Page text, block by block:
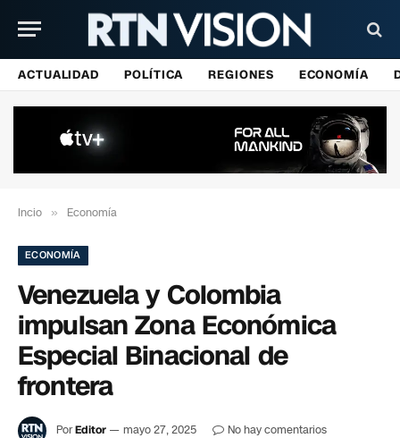
ACTUALIDAD POLÍTICA REGIONES ECONOMÍA
Incio » Economía
ECONOMÍA
Venezuela y Colombia
impulsan Zona Económica
Especial Binacional de
frontera
PorEditor mayo 27, 2025
No hay comentarios